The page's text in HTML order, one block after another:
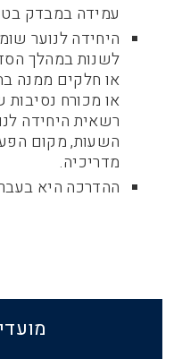
עמידה במבדק
היחידה לנוער
לשנות במהלך
או חלקים ממנה
או מכורח נסיבות
רשאית היחידה
השעות, מקום
מדריכיה.
ההדרכה היא